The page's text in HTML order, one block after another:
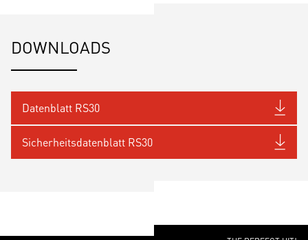
DOWNLOADS
Datenblatt RS30
Sicherheitsdatenblatt RS30